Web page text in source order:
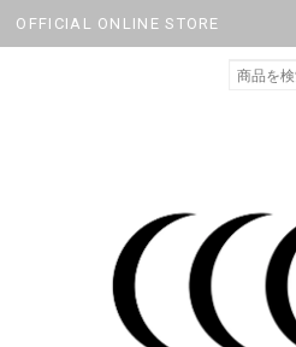
OFFICIAL ONLINE STORE